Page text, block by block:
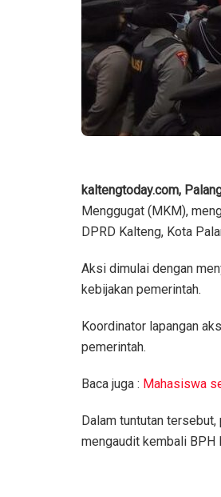
kaltengtoday.com,
Menggugat (MKM),
DPRD Kalteng, Kota
Aksi dimulai dengan
kebijakan pemerintah.
Koordinator lapangan
pemerintah.
Baca juga : Mahasiswa
Dalam tuntutan
mengaudit kembali BPH